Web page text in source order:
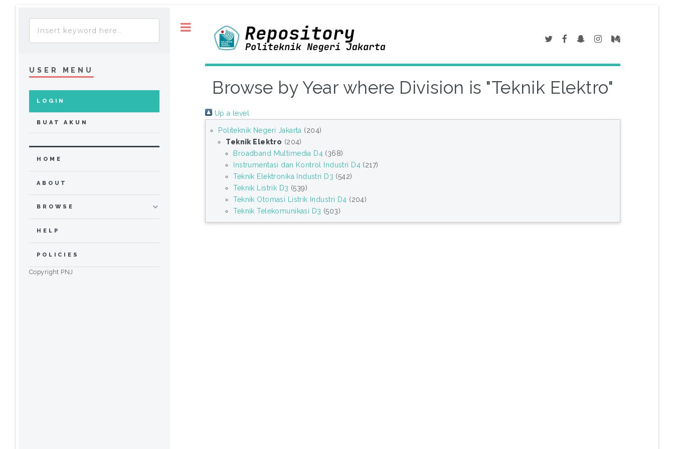
Browse by Year where Division is "Teknik Elektro"
Up a level
Politeknik Negeri Jakarta (204)
Teknik Elektro (204)
Broadband Multimedia D4 (368)
Instrumentasi dan Kontrol Industri D4(217)
Teknik Elektronika Industri D3 (542)
Teknik Listrik D3 (539)
Teknik Otomasi Listrik Industri D4 (204)
Teknik Telekomunikasi D3 (503)
USER MENU
LOGIN
BUAT AKUN
HOME
ABOUT
BROWSE
HELP
POLICIES
Copyright PNJ
Toggle